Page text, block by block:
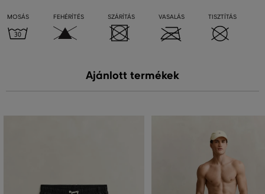
MOSÁS FEHÉRÍTÉS SZÁRÍTÁS VASALÁS TISZTÍTÁS
Ajánlott termékek